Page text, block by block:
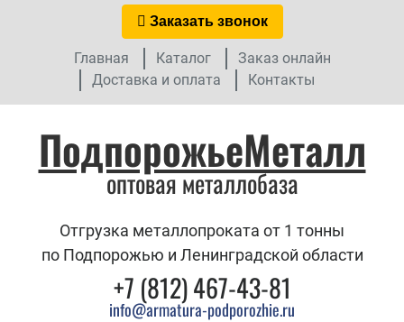
Заказать звонок
Главная Каталог
Заказ онлайн
Доставка и оплата
Контакты
ПодпорожьеМеталл
оптовая металлобаза
Отгрузка металлопроката от 1 тонны
по Подпорожью и Ленинградской области
+7 (812) 467-43-81
info@armatura-podporozhie.ru